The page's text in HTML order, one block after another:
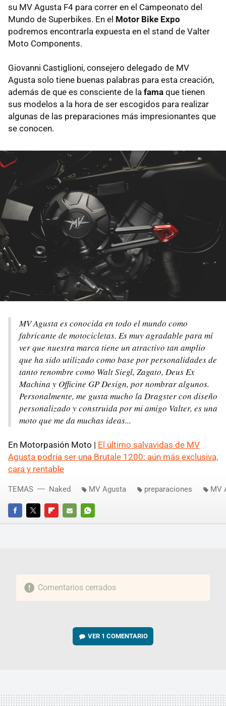
su MV Agusta F4 para correr en el Campeonato del
Mundo de Superbikes. En el Motor Bike Expo
podremos encontrarla expuesta en el stand de Valter
Moto Components.
Giovanni Castiglioni, consejero delegado de MV
Agusta solo tiene buenas palabras para esta creación,
además de que es consciente de la fama que tienen
sus modelos a la hora de ser escogidos para realizar
algunas de las preparaciones más impresionantes que
se conocen.
MV Agusta es conocida en todo el mundo como
fabricante de motocicletas. Es muy agradable para mí
ver que nuestra marca tiene un atractivo tan amplio
que ha sido utilizado como base por personalidades de
tanto renombre como Walt Siegl, Zagato, Deus Ex
Machina y Officine GP Design, por nombrar algunos.
Personalmente, me gusta mucho la Dragster con diseño
personalizado y construida por mi amigo Valter, es una
moto que me da muchas ideas...
En Motorpasión Moto | El último salvavidas de MV
Agusta podría ser una Brutale 1200: aún más exclusiva,
cara y rentable
FACEBOOKTWITTERFLIPBOARD
E-
WHATSAPP
TEMAS Naked MV Agusta preparaciones MV
Comentarios cerrados
VER 1 COMENTARIO